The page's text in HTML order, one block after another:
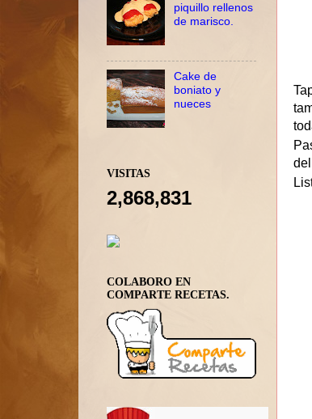
piquillo rellenos
de marisco.
Cake de
boniato y
nueces
VISITAS
2,868,831
COLABORO EN
COMPARTE RECETAS.